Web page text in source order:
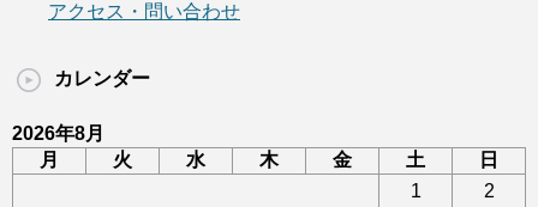
アクセス・問い合わせ
カレンダー
2026年8月
月
火 水 木 金 土
日
1
2